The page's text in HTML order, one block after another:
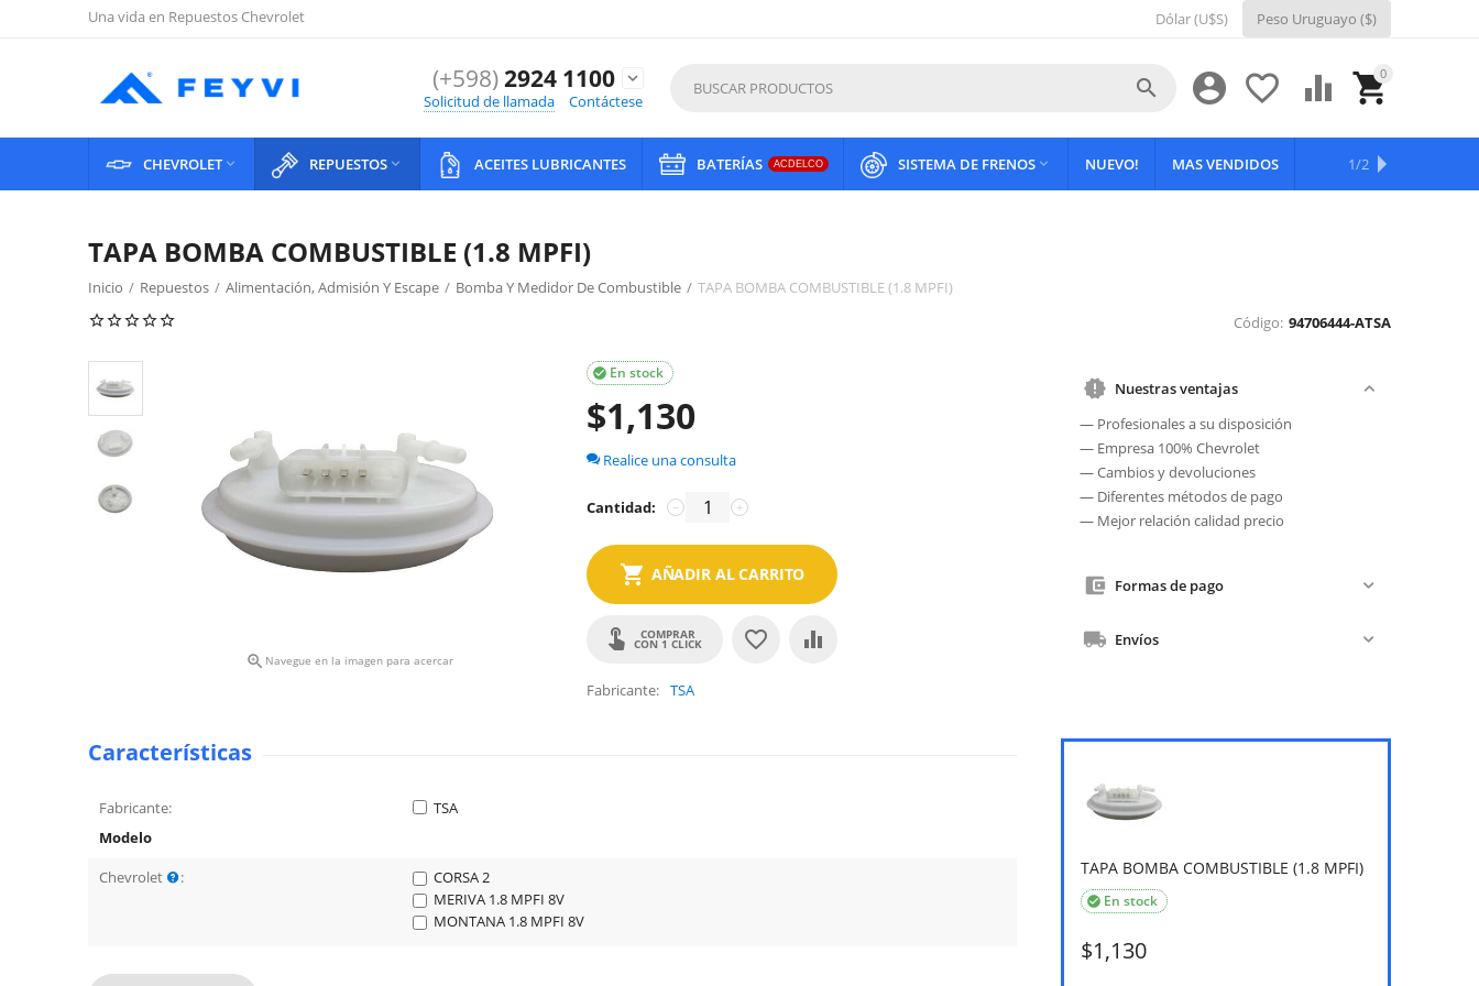
Una vida en Repuestos Chevrolet Dólar (U$S) Peso Uruguayo ($)
(+598)2924 1100
expand_more
Solicitud de llamada
Contáctese
0

 


CHEVROLET REPUESTOS  ACEITES LUBRICANTES BATERÍAS ACDELCO SISTEMA DE FRENOS  NUEVO! MAS VENDIDOS OFERTAS
1/2
TAPA BOMBA COMBUSTIBLE (1.8 MPFI)
Inicio / Repuestos / Alimentación, Admisión Y Escape / Bomba Y Medidor De Combustible / TAPA BOMBA COMBUSTIBLE (1.8 MPFI)
Código: 94706444-ATSA
 Navegue en la imagen para acercar
En stock

$1,130
Realice una consulta
Cantidad: +
−
AÑADIR AL CARRITO
COMPRAR
CON 1 CLICK
Fabricante TSA
Nuestras ventajas
— Profesionales a su disposición
— Empresa 100% Chevrolet
— Cambios y devoluciones
— Diferentes métodos de pago
— Mejor relación calidad precio
Formas de pago
Envíos
TAPA BOMBA COMBUSTIBLE (1.8 MPFI)
En stock

$1,130
Características
Fabricante:
TSA
Modelo
Chevrolet
:
CORSA 2
MERIVA 1.8 MPFI 8V
MONTANA 1.8 MPFI 8V